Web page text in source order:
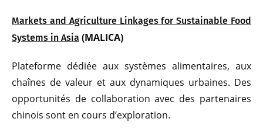
Markets and Agriculture Linkages for Sustainable Food
Systems in Asia (MALICA)
Plateforme dédiée aux systèmes alimentaires, aux
chaînes de valeur et aux dynamiques urbaines. Des
opportunités de collaboration avec des partenaires
chinois sont en cours d’exploration.